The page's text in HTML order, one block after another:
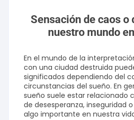
Sensación de caos o
nuestro mundo
En el mundo de la
con una ciudad destruida
significados dependiendo del
circunstancias del sueño. En
sueño suele estar relacionado
de desesperanza, inseguridad
algo importante en nuestra